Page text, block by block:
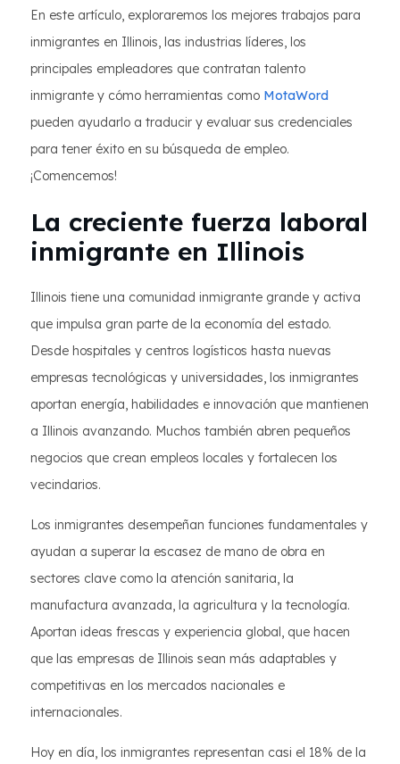
En este artículo, exploraremos los mejores trabajos para
inmigrantes en Illinois, las industrias líderes, los
principales empleadores que contratan talento
inmigrante y cómo herramientas como MotaWord
pueden ayudarlo a traducir y evaluar sus credenciales
para tener éxito en su búsqueda de empleo.
¡Comencemos!
La creciente fuerza laboral
inmigrante en Illinois
Illinois tiene una comunidad inmigrante grande y activa
que impulsa gran parte de la economía del estado.
Desde hospitales y centros logísticos hasta nuevas
empresas tecnológicas y universidades, los inmigrantes
aportan energía, habilidades e innovación que mantienen
a Illinois avanzando. Muchos también abren pequeños
negocios que crean empleos locales y fortalecen los
vecindarios.
Los inmigrantes desempeñan funciones fundamentales y
ayudan a superar la escasez de mano de obra en
sectores clave como la atención sanitaria, la
manufactura avanzada, la agricultura y la tecnología.
Aportan ideas frescas y experiencia global, que hacen
que las empresas de Illinois sean más adaptables y
competitivas en los mercados nacionales e
internacionales.
Hoy en día, los inmigrantes representan casi el 18% de la